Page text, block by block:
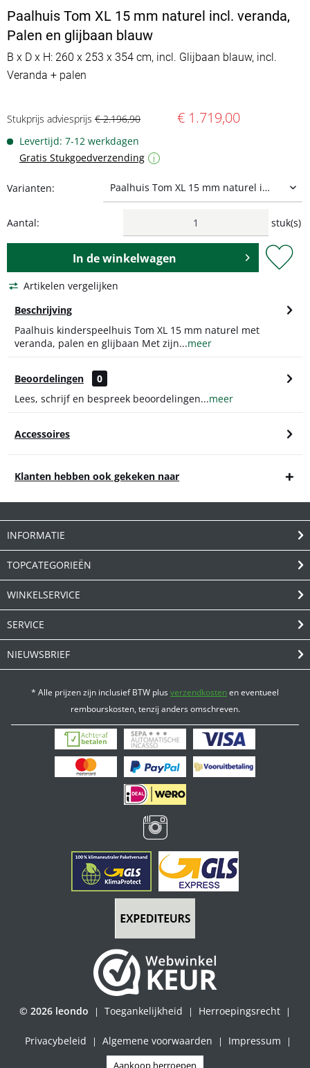
Paalhuis Tom XL 15 mm naturel incl. veranda,
Palen en glijbaan blauw
B x D x H: 260 x 253 x 354 cm, incl. Glijbaan blauw, incl.
Veranda + palen
Stukprijs adviesprijs € 2.196,90 € 1.719,00
Levertijd: 7-12 werkdagen
Gratis Stukgoedverzending
i
Varianten:
Aantal: stuk(s)
In dewinkelwagen
Artikelen vergelijken
Beschrijving
Paalhuis kinderspeelhuis Tom XL 15 mm naturel met
veranda, palen en glijbaan Met zijn...meer
Beoordelingen
0
Lees, schrijf en bespreek beoordelingen...meer
Accessoires
Klanten hebben ook gekeken naar
INFORMATIE
TOPCATEGORIEËN
WINKELSERVICE
SERVICE
NIEUWSBRIEF
* Alle prijzen zijn inclusief BTW plusverzendkostenen eventueel
rembourskosten, tenzij anders omschreven.
© 2026 leondo | Toegankelijkheid | Herroepingsrecht |
Privacybeleid | Algemene voorwaarden | Impressum
|
Aankoop herroepen